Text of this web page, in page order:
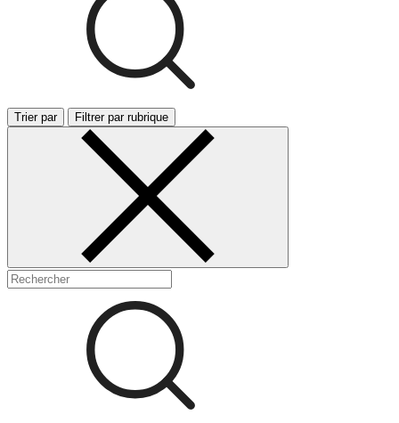
Trier par Filtrer par rubrique